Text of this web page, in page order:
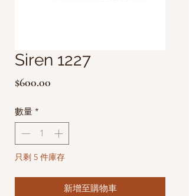
Siren 1227
$600.00
數量 *
只剩 5 件庫存
新增至購物車